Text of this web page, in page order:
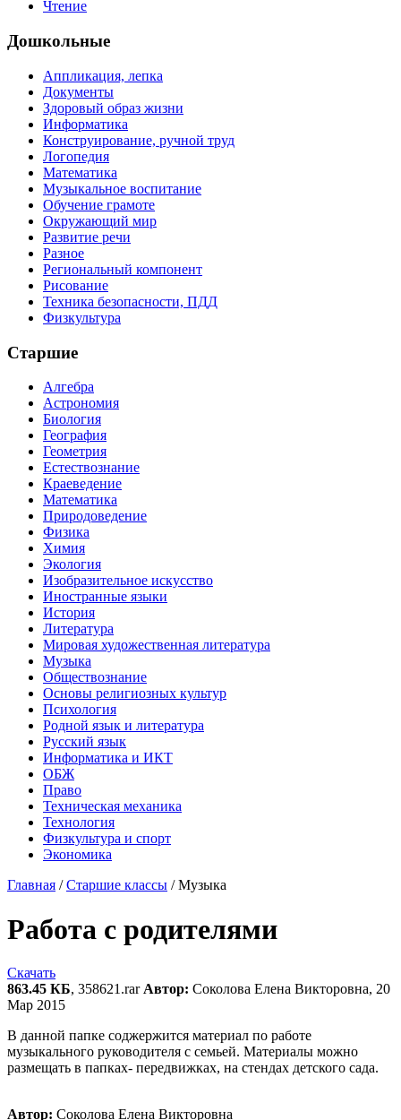
Чтение
Дошкольные
Аппликация, лепка
Документы
Здоровый образ жизни
Информатика
Конструирование, ручной труд
Логопедия
Математика
Музыкальное воспитание
Обучение грамоте
Окружающий мир
Развитие речи
Разное
Региональный компонент
Рисование
Техника безопасности, ПДД
Физкультура
Старшие
Алгебра
Астрономия
Биология
География
Геометрия
Естествознание
Краеведение
Математика
Природоведение
Физика
Химия
Экология
Изобразительное искусство
Иностранные языки
История
Литература
Мировая художественная литература
Музыка
Обществознание
Основы религиозных культур
Психология
Родной язык и литература
Русский язык
Информатика и ИКТ
ОБЖ
Право
Техническая механика
Технология
Физкультура и спорт
Экономика
Главная /Старшие классы /Музыка
Работа с родителями
Скачать
863.45 КБ, 358621.rar Автор: Соколова Елена Викторовна, 20
Мар 2015
В данной папке соджержится материал по работе
музыкального руководителя с семьей. Материалы можно
размещать в папках- передвижках, на стендах детского сада.
Автор: Соколова Елена Викторовна